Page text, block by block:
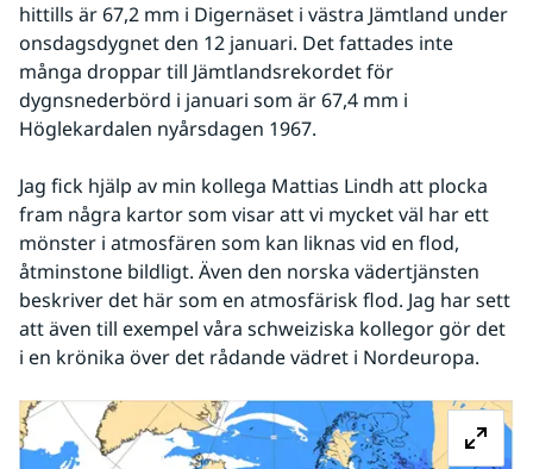
hittills är 67,2 mm i Digernäset i västra Jämtland under
onsdagsdygnet den 12 januari. Det fattades inte
många droppar till Jämtlandsrekordet för
dygnsnederbörd i januari som är 67,4 mm i
Höglekardalen nyårsdagen 1967.
Jag fick hjälp av min kollega Mattias Lindh att plocka
fram några kartor som visar att vi mycket väl har ett
mönster i atmosfären som kan liknas vid en flod,
åtminstone bildligt. Även den norska vädertjänsten
beskriver det här som en atmosfärisk flod. Jag har sett
att även till exempel våra schweiziska kollegor gör det
i en krönika över det rådande vädret i Nordeuropa.